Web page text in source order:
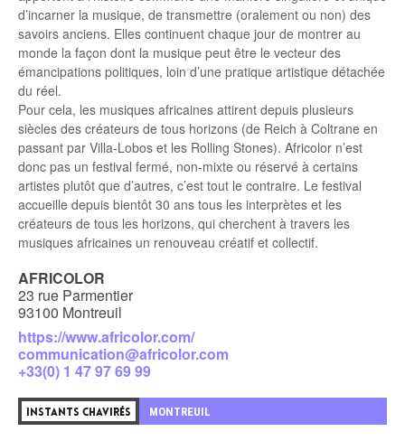
d’incarner la musique, de transmettre (oralement ou non) des
savoirs anciens. Elles continuent chaque jour de montrer au
monde la façon dont la musique peut être le vecteur des
émancipations politiques, loin d’une pratique artistique détachée
du réel.
Pour cela, les musiques africaines attirent depuis plusieurs
siècles des créateurs de tous horizons (de Reich à Coltrane en
passant par Villa-Lobos et les Rolling Stones). Africolor n’est
donc pas un festival fermé, non-mixte ou réservé à certains
artistes plutôt que d’autres, c’est tout le contraire. Le festival
accueille depuis bientôt 30 ans tous les interprètes et les
créateurs de tous les horizons, qui cherchent à travers les
musiques africaines un renouveau créatif et collectif.
AFRICOLOR
23 rue Parmentier
93100 Montreuil
https://www.africolor.com/
communication@africolor.com
+33(0) 1 47 97 69 99
INSTANTS CHAVIRÉS MONTREUIL